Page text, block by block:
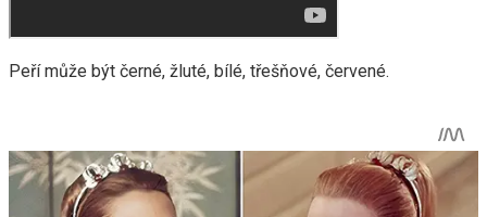
Peří může být černé, žluté, bílé, třešňové, červené.